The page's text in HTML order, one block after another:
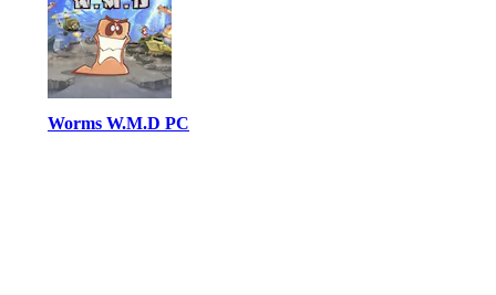
Worms W.M.D PC